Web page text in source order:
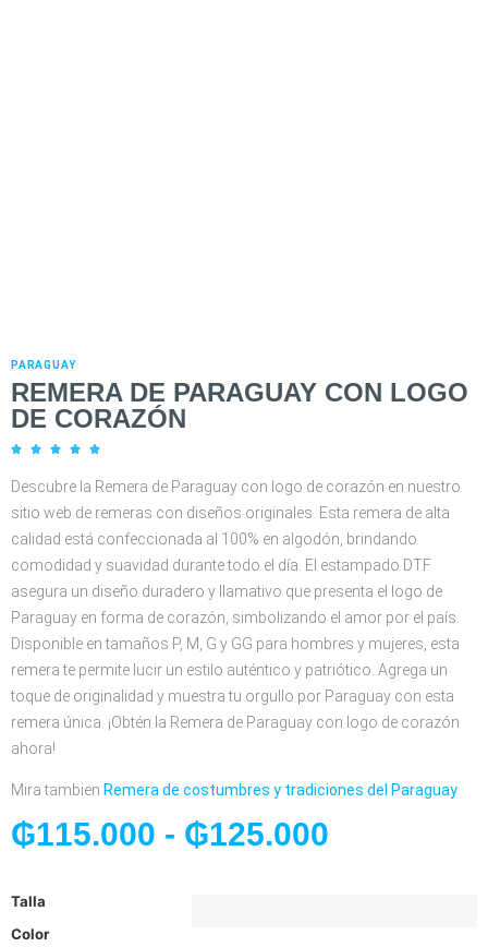
PARAGUAY
REMERA DE PARAGUAY CON LOGO
DE CORAZÓN
    
Descubre la Remera de Paraguay con logo de corazón en nuestro
sitio web de remeras con diseños originales. Esta remera de alta
calidad está confeccionada al 100% en algodón, brindando
comodidad y suavidad durante todo el día. El estampado DTF
asegura un diseño duradero y llamativo que presenta el logo de
Paraguay en forma de corazón, simbolizando el amor por el país.
Disponible en tamaños P, M, G y GG para hombres y mujeres, esta
remera te permite lucir un estilo auténtico y patriótico. Agrega un
toque de originalidad y muestra tu orgullo por Paraguay con esta
remera única. ¡Obtén la Remera de Paraguay con logo de corazón
ahora!
Mira tambien Remera de costumbres y tradiciones del Paraguay
₲115.000 - ₲125.000
Talla
Color